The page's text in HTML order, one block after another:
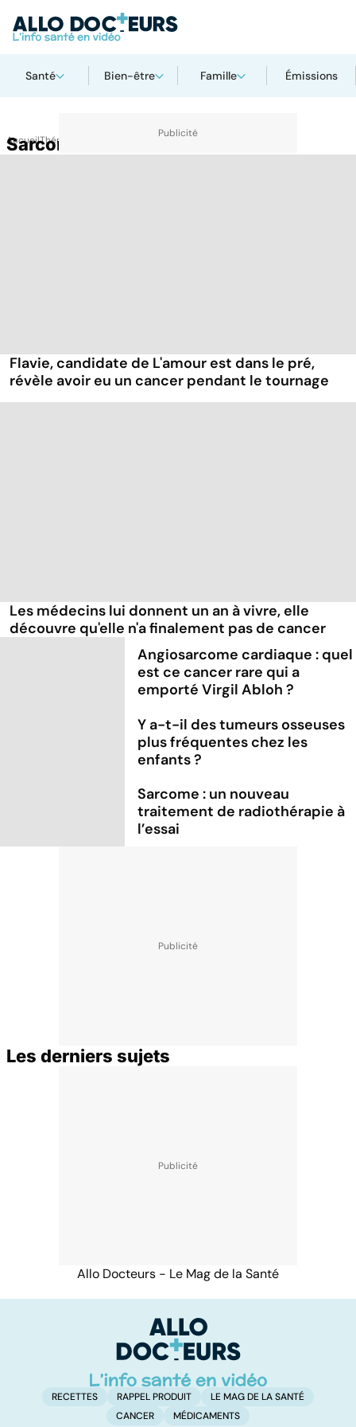
Santé Bien-être Famille Émissions
AccueilThématiques
Sarcome
Flavie, candidate de L'amour est dans le pré,
révèle avoir eu un cancer pendant le tournage
Les médecins lui donnent un an à vivre, elle
découvre qu'elle n'a finalement pas de cancer
Angiosarcome cardiaque : quel
est ce cancer rare qui a
emporté Virgil Abloh ?
Y a-t-il des tumeurs osseuses
plus fréquentes chez les
enfants ?
Sarcome : un nouveau
traitement de radiothérapie à
l’essai
Les derniers sujets
Allo Docteurs - Le Mag de la Santé
RECETTES RAPPEL PRODUIT
LE MAG DE LA SANTÉ
CANCER
MÉDICAMENTS